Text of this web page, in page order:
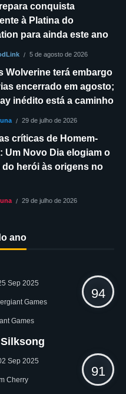
conquista
à Platina do
para ainda este ano
5 de agosto de 2026
Wolverine terá embargo
encerrado em agosto;
inédito está a caminho
29 de julho de 2026
críticas de Homem-
Um Novo Dia elogiam o
do herói às origens no
29 de julho de 2026
ano
Sep 2025
Games
Games
94
Sep 2025
Cherry
91